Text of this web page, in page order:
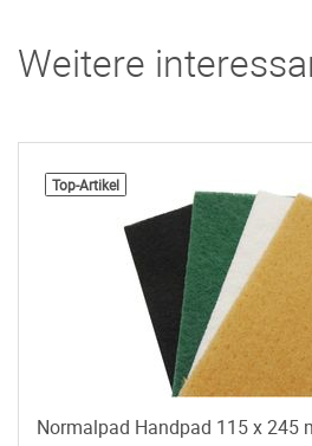
Weitere
Top-Artikel
Normalpad Handpad 115 x 245